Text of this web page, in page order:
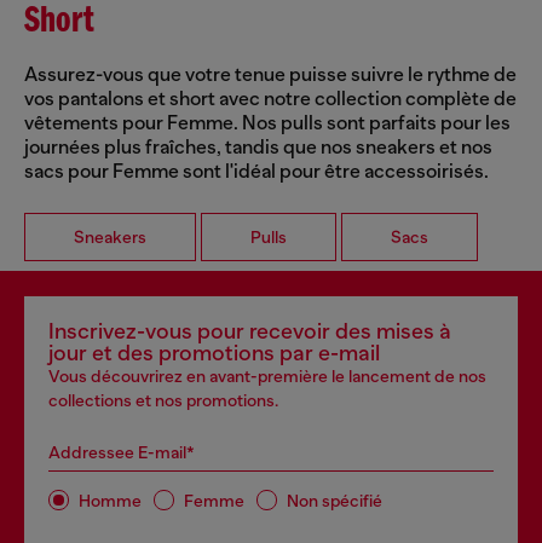
Short
Assurez-vous que votre tenue puisse suivre le rythme de
vos pantalons et short avec notre collection complète de
vêtements pour Femme. Nos pulls sont parfaits pour les
journées plus fraîches, tandis que nos sneakers et nos
sacs pour Femme sont l'idéal pour être accessoirisés.
Sneakers Pulls Sacs
Inscrivez-vous pour recevoir des mises à
jour et des promotions par e-mail
Vous découvrirez en avant-première le lancement de nos
collections et nos promotions.
Addressee E-mail*
Homme Femme Non spécifié